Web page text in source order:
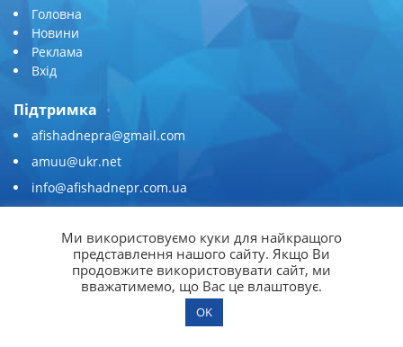
Головна
Новини
Реклама
Вхід
Підтримка
afishadnepra@gmail.com
amuu@ukr.net
info@afishadnepr.com.ua
Приєднуйтесь
Ми використовуємо куки для найкращого
представлення нашого сайту. Якщо Ви
продовжите використовувати сайт, ми
вважатимемо, що Вас це влаштовує.
OK